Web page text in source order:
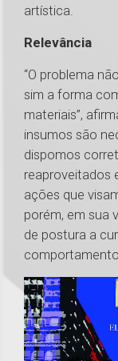
artística.
Relevância
“O problema
sim a forma
materiais”,
insumos são
dispomos
reaproveitados
ações que
porém, em sua
de postura a